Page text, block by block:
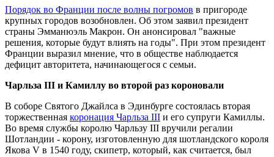
Порядок во Франции после волны погромов в пригороде
крупных городов возобновлен. Об этом заявил президент
страны Эмманюэль Макрон. Он анонсировал "важные
решения, которые будут влиять на годы". При этом президент
Франции выразил мнение, что в обществе наблюдается
дефицит авторитета, начинающегося с семьи.
Чарльза III и Камиллу во второй раз короновали
В соборе Святого Джайлса в Эдинбурге состоялась вторая
торжественная коронация Чарльза III и его супруги Камиллы.
Во время службы королю Чарльзу ІІІ вручили регалии
Шотландии - корону, изготовленную для шотландского короля
Якова V в 1540 году, скипетр, который, как считается, был